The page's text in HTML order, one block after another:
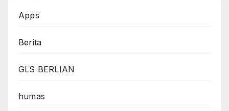
Apps
Berita
GLS BERLIAN
humas